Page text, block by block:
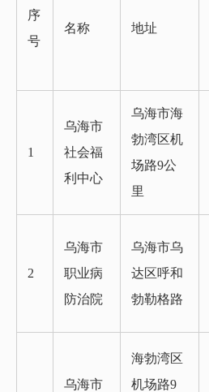
序
号
名称 地址
1
乌海市
社会福
利中心
乌海市海
勃湾区机
场路9公
里
2
乌海市
职业病
防治院
乌海市乌
达区呼和
勃勒格路
乌海市
海勃湾区
机场路9